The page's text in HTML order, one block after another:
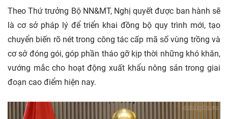
Theo Thứ trưởng Bộ NN&MT, Nghị quyết được ban hành sẽ
là cơ sở pháp lý để triển khai đồng bộ quy trình mới, tạo
chuyển biến rõ nét trong công tác cấp mã số vùng trồng và
cơ sở đóng gói, góp phần tháo gỡ kịp thời những khó khăn,
vướng mắc cho hoạt động xuất khẩu nông sản trong giai
đoạn cao điểm hiện nay.